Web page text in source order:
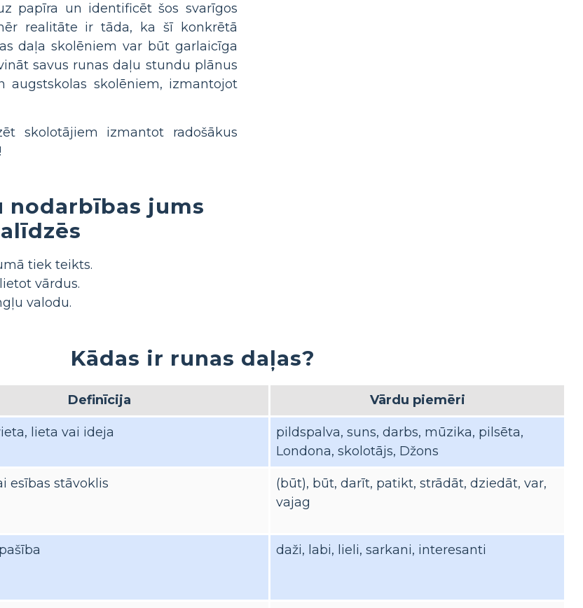
papīra un identificēt šos svarīgos
realitāte ir tāda, ka šī konkrētā
daļa skolēniem var būt garlaicīga
savus runas daļu stundu plānus
augstskolas skolēniem, izmantojot
skolotājiem izmantot radošākus
nodarbības jums
tiek teikts.
vārdus.
valodu.
Kādas ir runas daļas?
Definīcija Vārdu piemēri
lieta vai ideja
pildspalva, suns, darbs, mūzika, pilsēta,
Londona, skolotājs, Džons
esības stāvoklis
(būt), būt, darīt, patikt, strādāt, dziedāt, var,
vajag
daži, labi, lieli, sarkani, interesanti